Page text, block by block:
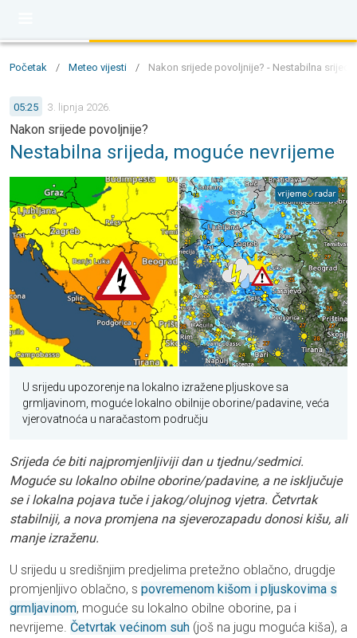
Početak / Meteo vijesti / Nakon srijede povoljnije? - Nestabilna
05:25 3. lipnja 2026.
Nakon srijede povoljnije?
Nestabilna srijeda, moguće nevrijeme
U srijedu upozorenje na lokalno izražene pljuskove sa
grmljavinom, moguće lokalno obilnije oborine/padavine, veća
vjerovatnoća u naračastom području
Srijeda će biti najpromjenljiviji dan u tjednu/sedmici.
Moguće su lokalno obilne oborine/padavine, a ne isključuje
se i lokalna pojava tuče i jakog/olujnog vjetra. Četvrtak
stabilniji, a nova promjena na sjeverozapadu donosi kišu, ali
manje izraženu.
U srijedu u središnjim predjelima pretežno oblačno, drugdje
promjenljivo oblačno, s povremenom kišom i pljuskovima s
grmljavinom, moguće su lokalno obilne oborine, pa i
nevrijeme. Četvrtak većinom suh (još na jugu moguća kiša), a